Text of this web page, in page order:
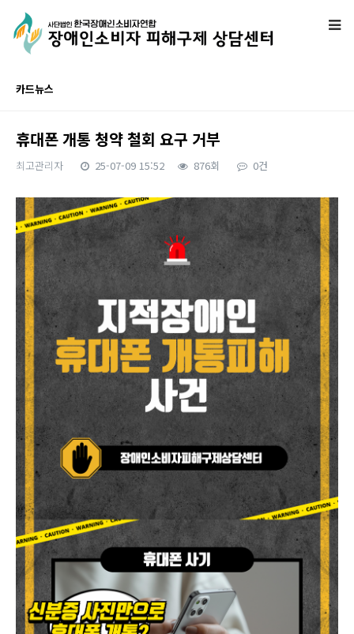
카드뉴스
휴대폰 개통 청약 철회 요구 거부
최고관리자 25-07-09 15:52 876회 0건
본문